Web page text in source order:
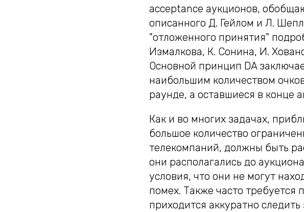
acceptance аукционов,
описанного Д. Гейлом и Л.
"отложенного принятия"
Измалкова, К. Сонина, И.
Основной принцип DA
наибольшим количеством
раунде, а оставшиеся в конце
Как и во многих задачах,
большое количество
телекомпаний, должны быть
они располагались до
условия, что они не могут
помех. Также часто
приходится аккуратно